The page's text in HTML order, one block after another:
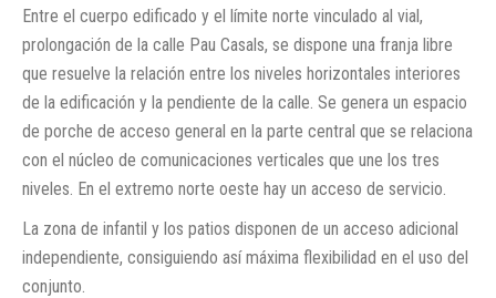
Entre el cuerpo edificado y el límite norte vinculado al vial,
prolongación de la calle Pau Casals, se dispone una franja libre
que resuelve la relación entre los niveles horizontales interiores
de la edificación y la pendiente de la calle. Se genera un espacio
de porche de acceso general en la parte central que se relaciona
con el núcleo de comunicaciones verticales que une los tres
niveles. En el extremo norte oeste hay un acceso de servicio.
La zona de infantil y los patios disponen de un acceso adicional
independiente, consiguiendo así máxima flexibilidad en el uso del
conjunto.